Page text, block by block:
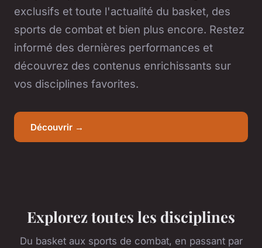
exclusifs et toute l'actualité du basket, des
sports de combat et bien plus encore. Restez
informé des dernières performances et
découvrez des contenus enrichissants sur
vos disciplines favorites.
Découvrir →
Explorez toutes les disciplines
Du basket aux sports de combat, en passant par